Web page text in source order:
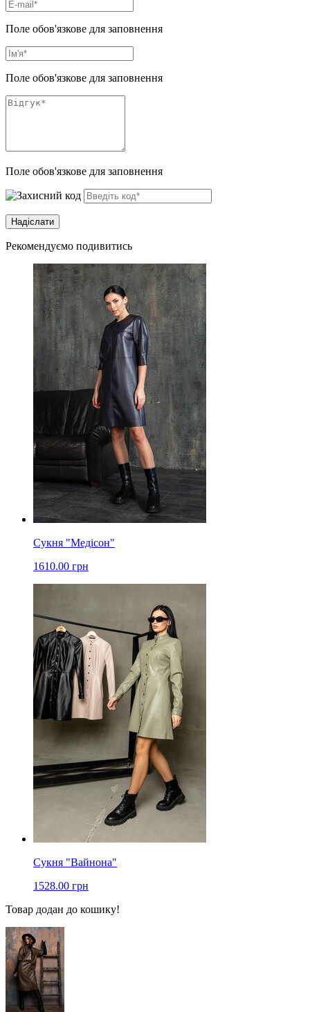
Поле обов'язкове для заповнення
Поле обов'язкове для заповнення
Поле обов'язкове для заповнення
Рекомендуємо подивитись
Сукня "Медісон"
1610.00 грн
Сукня "Вайнона"
1528.00 грн
Товар додан до кошику!